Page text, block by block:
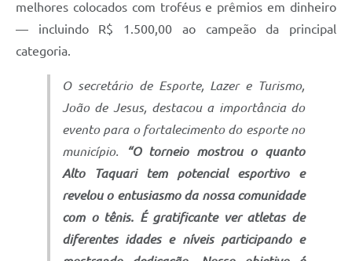
melhores colocados com troféus e prêmios em dinheiro
— incluindo R$ 1.500,00 ao campeão da principal
categoria.
O secretário de Esporte, Lazer e Turismo,
João de Jesus, destacou a importância do
evento para o fortalecimento do esporte no
município.
“O torneio mostrou o quanto
Alto Taquari tem potencial esportivo e
revelou o entusiasmo da nossa comunidade
com o tênis. É gratificante ver atletas de
diferentes idades e níveis participando e